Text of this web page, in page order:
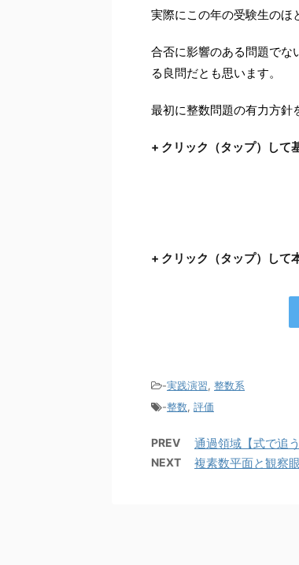
実際にこの年の受験生のほ
合否に影響のある問題でな
る良問だとも思います。
最初に整数問題の有力方針
+ クリック（タップ）して
+ クリック（タップ）して
-実践演習, 整数系
-整数, 評価
PREV 通過領域【式で追
NEXT 複素数平面と観察